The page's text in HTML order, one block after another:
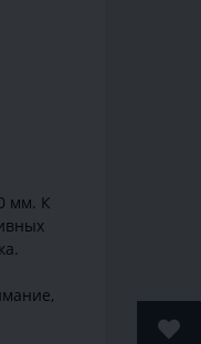
мм. К